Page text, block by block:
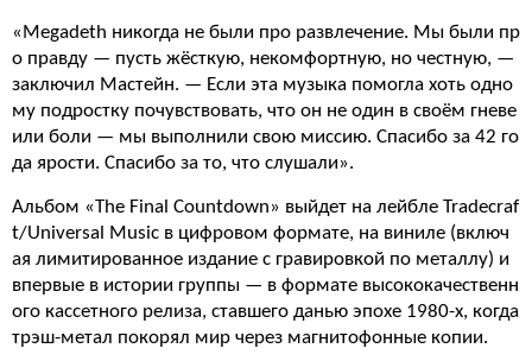
«Megadeth никогда не были про развлечение. Мы были пр
о правду — пусть жёсткую, некомфортную, но честную, —
заключил Мастейн. — Если эта музыка помогла хоть одно
му подростку почувствовать, что он не один в своём гневе
или боли — мы выполнили свою миссию. Спасибо за 42 го
да ярости. Спасибо за то, что слушали».
Альбом «The Final Countdown» выйдет на лейбле Tradecraf
t/Universal Music в цифровом формате, на виниле (включ
ая лимитированное издание с гравировкой по металлу) и
впервые в истории группы — в формате высококачественн
ого кассетного релиза, ставшего данью эпохе 1980-х, когда
трэш-метал покорял мир через магнитофонные копии.